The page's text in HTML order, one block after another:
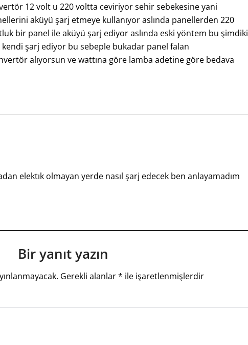
12 volt u 220 voltta ceviriyor sehir sebekesine yani
aküyü şarj etmeye kullanıyor aslında panellerden 220
bir panel ile aküyü şarj ediyor aslında eski yöntem bu şimdiki
şarj ediyor bu sebeple bukadar panel falan
alıyorsun ve wattına göre lamba adetine göre bedava
elektık olmayan yerde nasıl şarj edecek ben anlayamadım
Bir yanıt yazın
Gerekli alanlar* ile işaretlenmişlerdir